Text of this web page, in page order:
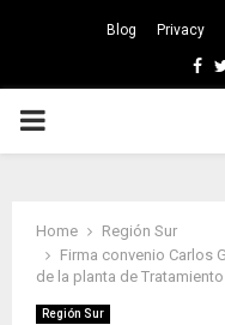
Blog Privacy
PRIMARY
Home
Región Sur
Firma convenio Carlos
de la planta de
Región Sur